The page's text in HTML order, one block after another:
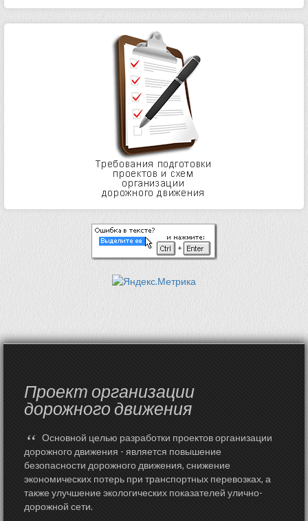
Проект организации
дорожного движения
“ Основной целью разработки проектов организации
дорожного движения - является повышение
безопасности дорожного движения, снижение
экономических потерь при транспортных перевозках, а
также улучшение экологических показателей улично-
дорожной сети.